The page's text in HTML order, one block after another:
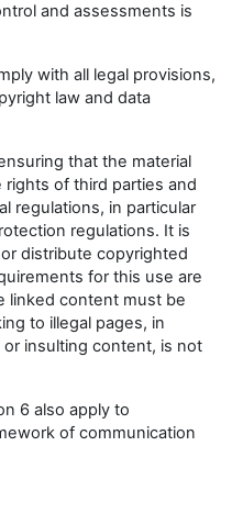
and assessments is
with all legal provisions,
law and data
that the material
of third parties and
regulations, in particular
regulations. It is
distribute copyrighted
for this use are
linked content must be
to illegal pages, in
insulting content, is not
6 also apply to
of communication